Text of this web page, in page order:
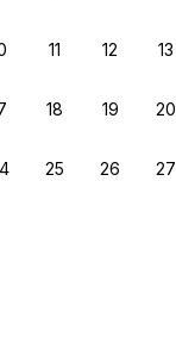
11 12 13
18 19 20
25 26 27